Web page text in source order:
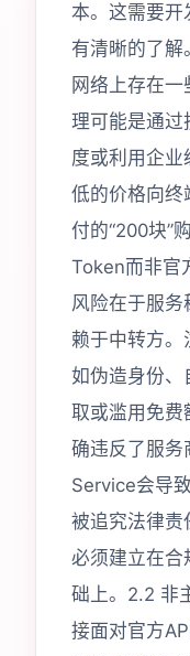
本。这需要开
有清晰的了解
网络上存在一
理可能是通过
度或利用企业
低的价格向终
付的“200块”
Token而非官
风险在于服务
赖于中转方。
如伪造身份、
取或滥用免费
确违反了服
Service会导
被追究法律责
必须建立在合
础上。2.2 非
接面对官方